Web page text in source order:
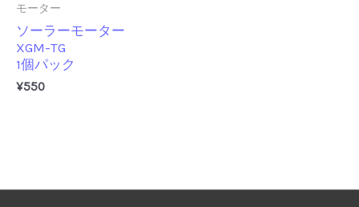
モーター
ソーラーモーター
XGM-TG
1個パック
¥550